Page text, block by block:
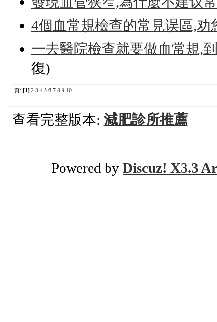
4個血常規檢查的常見误區,
一去醫院檢查就要做血常規,
復)
頁: [1] 2 3 4 5 6 7 8 9 10
查看完整版本: 減肥診所推薦
Powered by Discuz! X3.3